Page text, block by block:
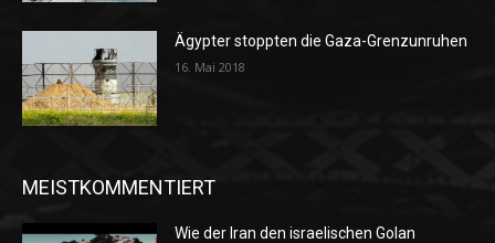
Ägypter stoppten die Gaza-Grenzunruhen
16. Mai 2018
MEISTKOMMENTIERT
Wie der Iran den israelischen Golan